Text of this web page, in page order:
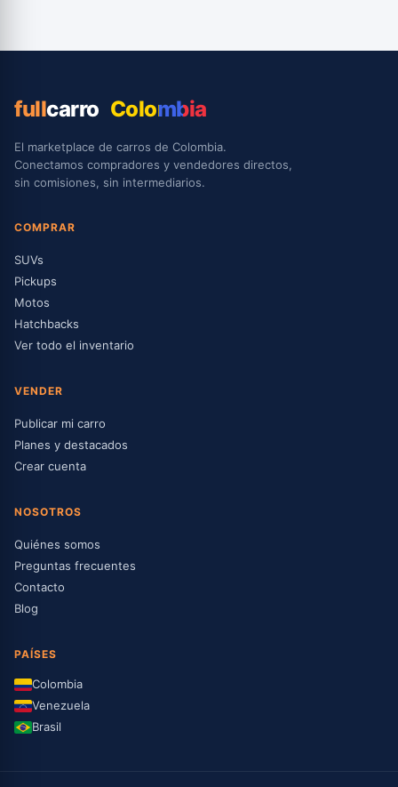
fullcarro Colombia
El marketplace de carros de Colombia.
Conectamos compradores y vendedores directos,
sin comisiones, sin intermediarios.
COMPRAR
SUVs
Pickups
Motos
Hatchbacks
Ver todo el inventario
VENDER
Publicar mi carro
Planes y destacados
Crear cuenta
NOSOTROS
Quiénes somos
Preguntas frecuentes
Contacto
Blog
PAÍSES
Colombia
Venezuela
Brasil